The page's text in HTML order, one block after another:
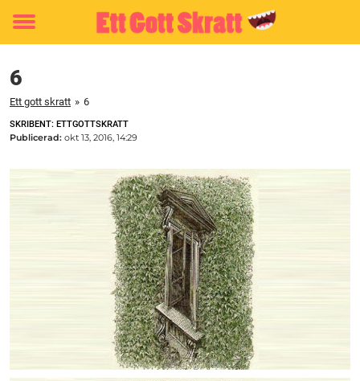
Toggle
6
Ett gott skratt » 6
SKRIBENT: ETTGOTTSKRATT
Publicerad: okt 13, 2016, 14:29